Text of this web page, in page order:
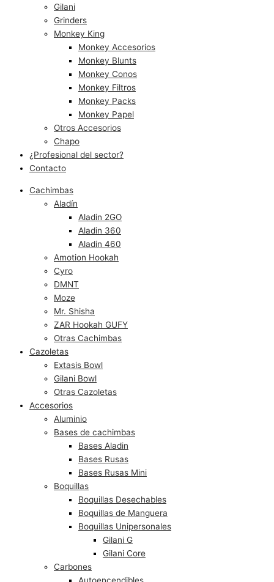
Gilani
Grinders
Monkey King
Monkey Accesorios
Monkey Blunts
Monkey Conos
Monkey Filtros
Monkey Packs
Monkey Papel
Otros Accesorios
Chapo
¿Profesional del sector?
Contacto
Cachimbas
Aladín
Aladin 2GO
Aladin 360
Aladin 460
Amotion Hookah
Cyro
DMNT
Moze
Mr. Shisha
ZAR Hookah GUFY
Otras Cachimbas
Cazoletas
Extasis Bowl
Gilani Bowl
Otras Cazoletas
Accesorios
Aluminio
Bases de cachimbas
Bases Aladin
Bases Rusas
Bases Rusas Mini
Boquillas
Boquillas Desechables
Boquillas de Manguera
Boquillas Unipersonales
Gilani G
Gilani Core
Carbones
Autoencendibles